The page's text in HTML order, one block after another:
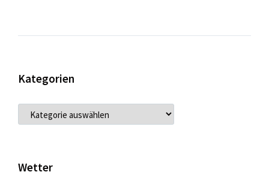
Kategorien
KATEGORIEN
Wetter